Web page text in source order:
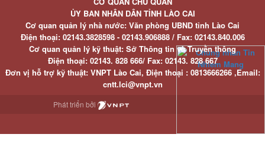
ỦY BAN NHÂN DÂN TỈNH LÀO CAI
Cơ quan quản lý nhà nước: Văn phòng UBND tỉnh Lào Cai
Điện thoại:02143.3828598 - 02143.906888 / Fax:02143.840.006
Cơ quan quản lý kỹ thuật: Sở Thông tin và Truyền thông
Điện thoại:02143. 828 666/ Fax:02143. 828 667
Đơn vị hỗ trợ kỹ thuật: VNPT Lào Cai, Điện thoại : 0813666266 ,Email:
cntt.lci@vnpt.vn
Phát triển bởi